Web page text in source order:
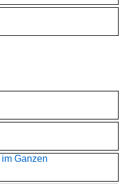
Ganzen